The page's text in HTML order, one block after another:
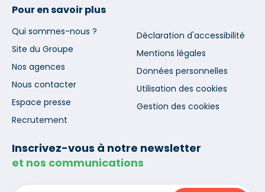
Pour en savoir plus
Qui sommes-nous ?
Site du Groupe
Nos agences
Nous contacter
Espace presse
Recrutement
Déclaration d'accessibilité
Mentions légales
Données personnelles
Utilisation des cookies
Gestion des cookies
Inscrivez-vous à notre newsletter
et nos communications